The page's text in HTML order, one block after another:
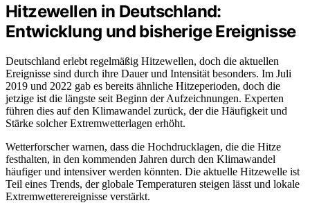
Hitzewellen in Deutschland:
Entwicklung und bisherige Ereignisse
Deutschland erlebt regelmäßig Hitzewellen, doch die aktuellen
Ereignisse sind durch ihre Dauer und Intensität besonders. Im Juli
2019 und 2022 gab es bereits ähnliche Hitzeperioden, doch die
jetzige ist die längste seit Beginn der Aufzeichnungen. Experten
führen dies auf den Klimawandel zurück, der die Häufigkeit und
Stärke solcher Extremwetterlagen erhöht.
Wetterforscher warnen, dass die Hochdrucklagen, die die Hitze
festhalten, in den kommenden Jahren durch den Klimawandel
häufiger und intensiver werden könnten. Die aktuelle Hitzewelle ist
Teil eines Trends, der globale Temperaturen steigen lässt und lokale
Extremwetterereignisse verstärkt.